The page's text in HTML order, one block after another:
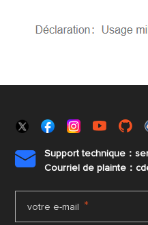

Support technique：
Courriel de plainte：
votre e-mail *